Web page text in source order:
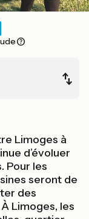
Limoges à
d’évoluer
Pour les
seront de
des
Limoges, les